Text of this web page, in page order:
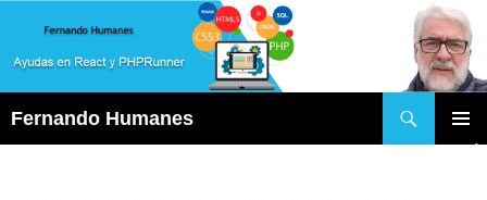
Fernando Humanes